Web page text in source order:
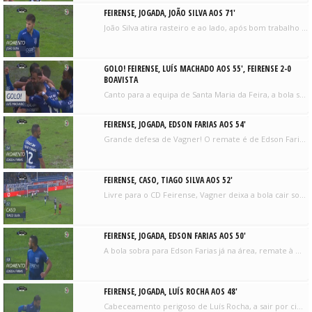
FEIRENSE, JOGADA, JOÃO SILVA AOS 71'
João Silva atira rasteiro e ao lado, após bom trabalho de Crivellaro na esquerda.
GOLO! FEIRENSE, LUÍS MACHADO AOS 55', FEIRENSE 2-0
BOAVISTA
Canto para a equipa de Santa Maria da Feira, a bola sobra para Luís Machado que atira de primeira e em arco, a fazer o 2-0.
FEIRENSE, JOGADA, EDSON FARIAS AOS 54'
Grande defesa de Vagner! O remate é de Edson Farias, a bola sofre um desvio e quase traía o guarda-redes axadrezado, que tira para canto.
FEIRENSE, CASO, TIAGO SILVA AOS 52'
Livre para o CD Feirense, Vagner deixa a bola cair sobre a linha de golo, mas João Pinheiro recorre ao vídeo-árbitro e considera que a bola não ultrapassou a linha. Segue a partida.
FEIRENSE, JOGADA, EDSON FARIAS AOS 50'
A bola sobra para Edson Farias já na área, remate à meia-volta, valeu Vagner a segurar. O terreno está pesado da chuva e a bola perdeu velocidade no caminho para a baliza.
FEIRENSE, JOGADA, LUÍS ROCHA AOS 48'
Cabeceamento perigoso de Luís Rocha, a sair por cima do alvo.